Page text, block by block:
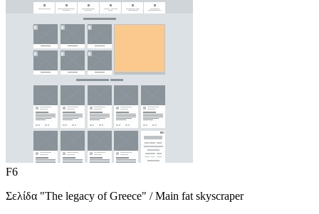
F6
Σελίδα "The legacy of Greece" / Main fat skyscraper